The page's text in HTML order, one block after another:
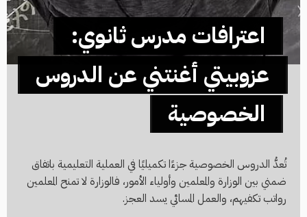
اعترافات مدرس ثانوي:
عزوبيتي أغنتني عن الدروس
الخصوصية
تُعدُّ الدروس الخصوصية جزءًا تكميليًا في العملية التعليمية باتفاق
ضمني بين الوزارة والمعلمين وأولياء الأمور، فالوزارة لا تمنح المعلمين
رواتب تكفيهم، والعمل المسائي يسد العجز.